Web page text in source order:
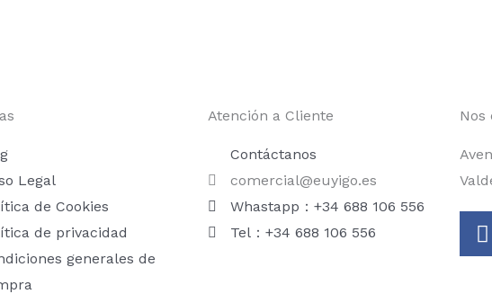
Legal
de Cookies
de privacidad
generales de
Atención a Cliente
Contáctanos
comercial@euyigo.es
Whastapp：+34 688 106 556
Tel：+34 688 106 556
Nos
F
a